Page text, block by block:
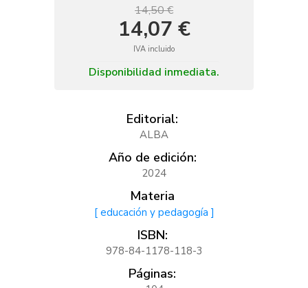
14,50 €
14,07 €
IVA incluido
Disponibilidad inmediata.
Editorial:
ALBA
Año de edición:
2024
Materia
[ educación y pedagogía ]
ISBN:
978-84-1178-118-3
Páginas: